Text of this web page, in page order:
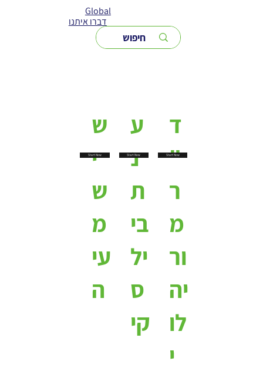
Global
דברו איתנו
ש
י
ש
מ
עי
ה
Start Now
ע
נ
ת
בי
יל
ס
קי
Start Now
ד
"
ר
מ
ור
יה
לו
י
Start Now